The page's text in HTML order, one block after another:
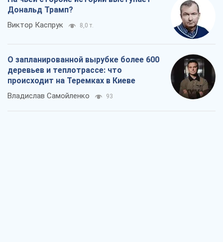
Дональд Трамп?
Виктор Каспрук 8,0 т.
О запланированной вырубке более 600
деревьев и теплотрассе: что
происходит на Теремках в Киеве
Владислав Самойленко 93